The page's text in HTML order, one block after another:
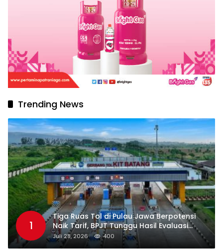
Trending News
1
Tiga Ruas Tol di Pulau Jawa Berpotensi
Naik Tarif, BPJT Tunggu Hasil Evaluasi
Standar Pelayanan
Juli 28, 2026 400